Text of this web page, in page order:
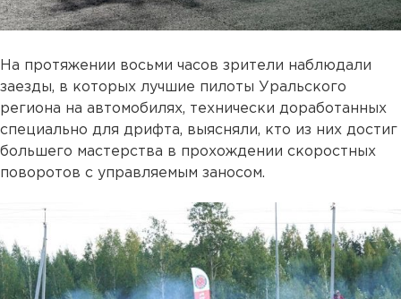
На протяжении восьми часов зрители наблюдали
заезды, в которых лучшие пилоты Уральского
региона на автомобилях, технически доработанных
специально для дрифта, выясняли, кто из них достиг
большего мастерства в прохождении скоростных
поворотов с управляемым заносом.